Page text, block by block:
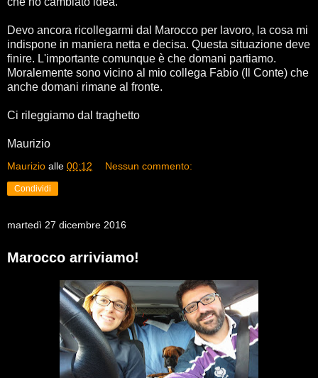
Devo ancora ricollegarmi dal Marocco per lavoro, la cosa mi
indispone in maniera netta e decisa. Questa situazione deve
finire. L'importante comunque è che domani partiamo.
Moralemente sono vicino al mio collega Fabio (Il Conte) che
anche domani rimane al fronte.
Ci rileggiamo dal traghetto
Maurizio
Maurizio alle 00:12 Nessun commento:
Condividi
martedì 27 dicembre 2016
Marocco arriviamo!